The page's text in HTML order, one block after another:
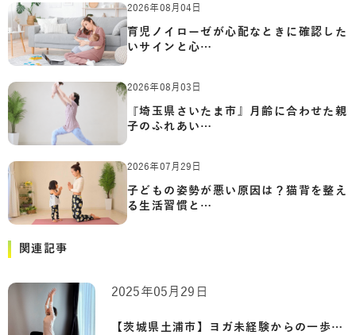
2026年08月04日
育児ノイローゼが心配なときに確認した
いサインと心…
2026年08月03日
『埼玉県さいたま市』月齢に合わせた親
子のふれあい…
2026年07月29日
子どもの姿勢が悪い原因は？猫背を整え
る生活習慣と…
関連記事
【茨城県土浦市】ヨガ未経験からの一歩。…
2025年05月29日